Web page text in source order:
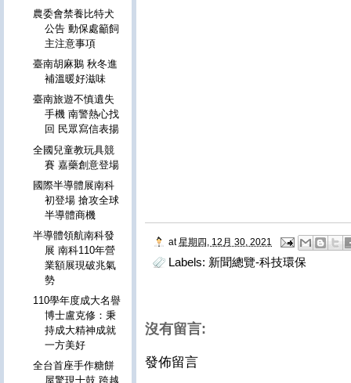
at 星期四, 12月 30, 2021
Labels: 新聞總覽-科技環保
沒有留言:
發佈留言
農委會禁養比特犬
公告 動保處籲飼
主注意事項
臺南胡麻鵝 秋冬進
補溫暖好滋味
臺南旅遊不慎遺失
手機 南警熱心找
回 民眾寫信表揚
全國兒童教玩具競
賽 嘉藥創意登場
國際半導體展南科
初登場 搶攻全球
半導體商機
半導體領航南科發
展 南科110年營
業額展現破兆氣
勢
110學年度成大名譽
博士盧克修：秉
持成大精神成就
一方美好
全台首座手作糖餅
屋驚現十鼓 跨越